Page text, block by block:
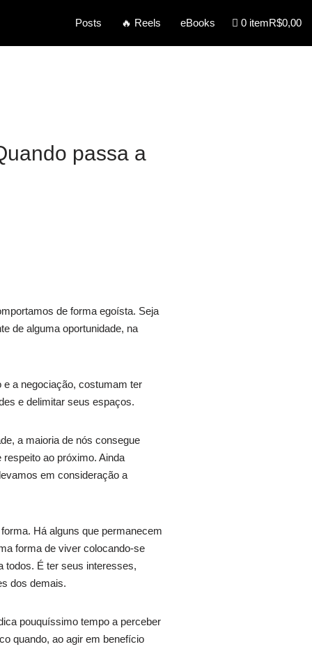
Posts 🔥 Reels eBooks 0 itemR$0,00
passa a
de forma egoísta. Seja
de alguma oportunidade, na
e a negociação, costumam ter
e delimitar seus espaços.
a maioria de nós consegue
ao próximo. Ainda
em consideração a
Há alguns que permanecem
forma de viver colocando-se
todos. É ter seus interesses,
dos demais.
pouquíssimo tempo a perceber
quando, ao agir em benefício